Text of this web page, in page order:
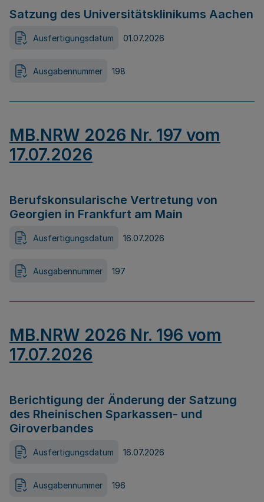
Satzung des Universitätsklinikums Aachen
Ausfertigungsdatum 01.07.2026
Ausgabennummer 198
MB.NRW 2026 Nr. 197 vom
17.07.2026
Berufskonsularische Vertretung von
Georgien in Frankfurt am Main
Ausfertigungsdatum 16.07.2026
Ausgabennummer 197
MB.NRW 2026 Nr. 196 vom
17.07.2026
Berichtigung der Änderung der Satzung
des Rheinischen Sparkassen- und
Giroverbandes
Ausfertigungsdatum 16.07.2026
Ausgabennummer 196